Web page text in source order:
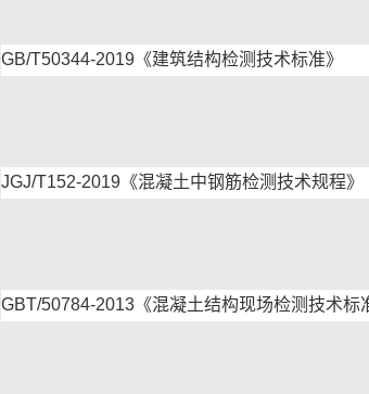
GB/T50344-2019《建筑结构检测技术标准》
JGJ/T152-2019《混凝土中钢筋检测技术规程》
GBT/50784-2013《混凝土结构现场检测技术标